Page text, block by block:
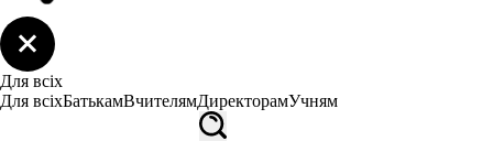
Для всіх
Для всіхБатькамВчителямДиректорамУчням